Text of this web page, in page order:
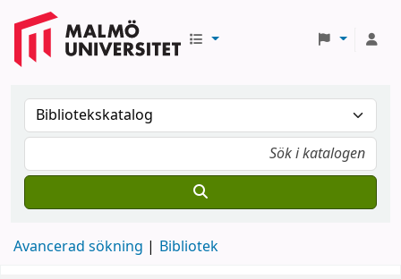
Avancerad sökning Bibliotek